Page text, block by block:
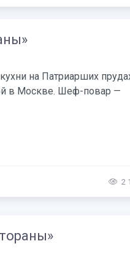
на Патриарших
в Москве. Шеф-повар —
2